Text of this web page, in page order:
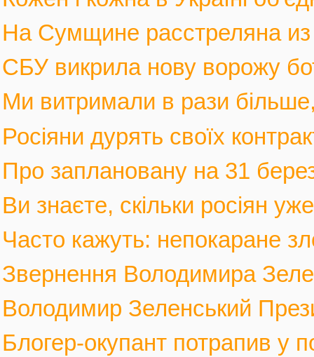
На Сумщине расстреляна из
СБУ викрила нову ворожу
Ми витримали в рази
Росіяни дурять своїх
Про заплановану на 31
Ви знаєте, скільки росіян
Часто кажуть: непокаране
Звернення Володимира
Володимир Зеленський
Блогер-окупант потрапив у